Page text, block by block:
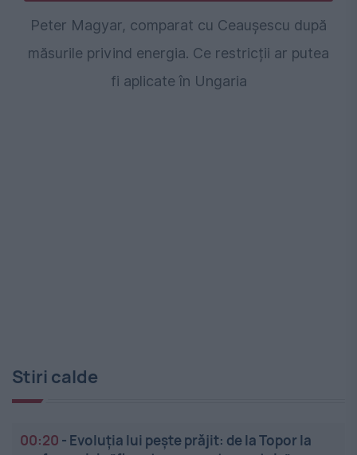
Peter Magyar, comparat cu Ceaușescu după
măsurile privind energia. Ce restricții ar putea
fi aplicate în Ungaria
Stiri calde
00:20 - Evoluția lui pește prăjit: de la Topor la